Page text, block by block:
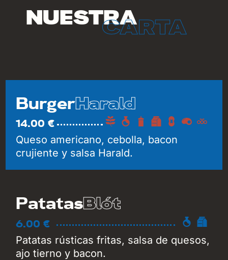
NUESTRACARTA
BurgerHarald
14.00 €
Queso americano, cebolla, bacon
crujiente y salsa Harald.
PatatasBlót
6.00 €
Patatas rústicas fritas, salsa de quesos,
ajo tierno y bacon.